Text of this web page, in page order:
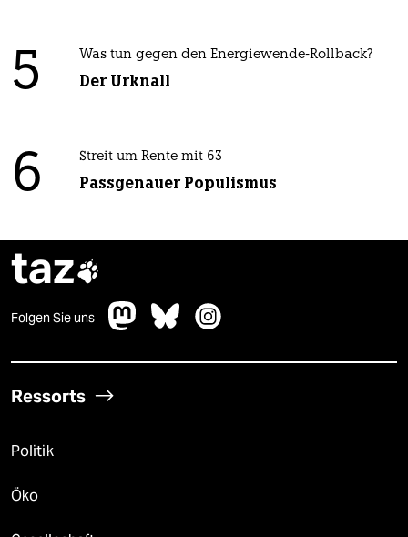
5 Was tun gegen den Energiewende-Rollback?
Der Urknall
6 Streit um Rente mit 63
Passgenauer Populismus
taz
Folgen Sie uns
Ressorts
Politik
Öko